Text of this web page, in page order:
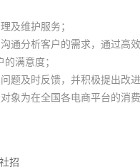
及维护服务；
通分析客户的需求，通过高
满意度；
题及时反馈，并积极提出改进
象为在全国各电商平台的消费
社招